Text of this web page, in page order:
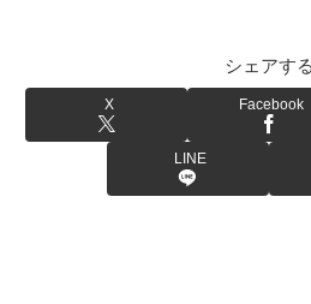
シェアする
X Facebook
LINE